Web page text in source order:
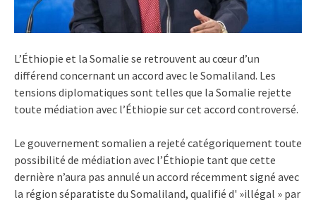
L’Éthiopie et la Somalie se retrouvent au cœur d’un
différend concernant un accord avec le Somaliland. Les
tensions diplomatiques sont telles que la Somalie rejette
toute médiation avec l’Éthiopie sur cet accord controversé.
Le gouvernement somalien a rejeté catégoriquement toute
possibilité de médiation avec l’Éthiopie tant que cette
dernière n’aura pas annulé un accord récemment signé avec
la région séparatiste du Somaliland, qualifié d' »illégal » par